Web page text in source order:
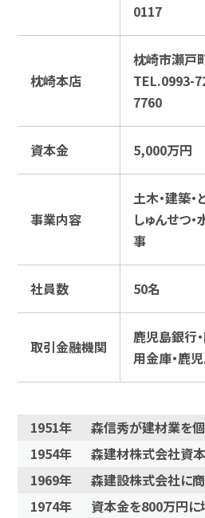
0117
枕崎本店
枕崎市瀬戸
TEL.0993-
7760
資本金 5,000万円
事業内容
土木・建築・
しゅんせつ・
事
社員数 50名
取引金融機関
鹿児島銀行
用金庫・鹿
1951年
森信秀が建材業を
1954年
森建材株式会社資
1969年
森建設株式会社に
1974年
資本金を800万円に